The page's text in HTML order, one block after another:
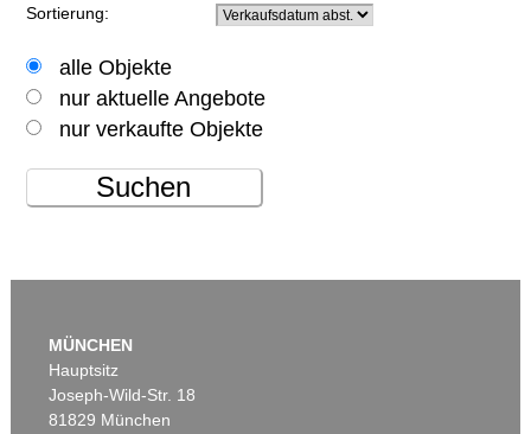
Sortierung:
alle Objekte
nur aktuelle Angebote
nur verkaufte Objekte
Suchen
MÜNCHEN
Hauptsitz
Joseph-Wild-Str. 18
81829 München